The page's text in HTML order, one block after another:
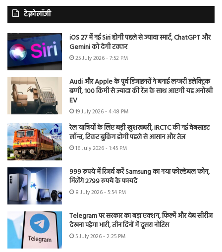
टेक्नोलॉजी
iOS 27 में नई Siri होगी पहले से ज्यादा स्मार्ट, ChatGPT और
Gemini को देगी टक्कर
25 July 2026 - 7:52 PM
Audi और Apple के पूर्व डिजाइनरों ने बनाई लग्जरी इलेक्ट्रिक
बग्गी, 100 किमी से ज्यादा की रेंज के साथ आएगी यह अनोखी
EV
19 July 2026 - 4:48 PM
रेल यात्रियों के लिए बड़ी खुशखबरी, IRCTC की नई वेबसाइट
लॉन्च, टिकट बुकिंग होगी पहले से आसान और तेज
16 July 2026 - 1:45 PM
999 रुपये में रिजर्व करें Samsung का नया फोल्डेबल फोन,
मिलेंगे 2799 रुपये के फायदे
8 July 2026 - 5:54 PM
Telegram पर सरकार का बड़ा एक्शन, फिल्में और वेब सीरीज
देखना पड़ेगा भारी, तीन दिनों में दूसरा नोटिस
5 July 2026 - 2:25 PM